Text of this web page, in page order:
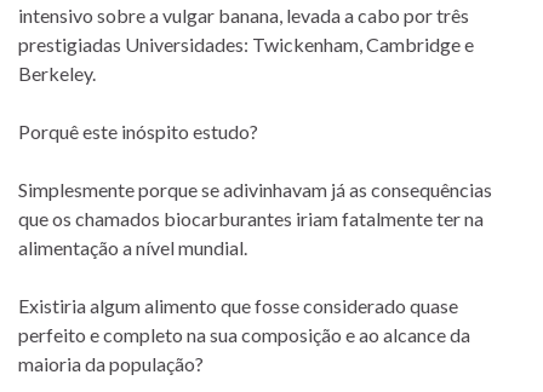
intensivo sobre a vulgar banana, levada a cabo por três
prestigiadas Universidades: Twickenham, Cambridge e
Berkeley.
Porquê este inóspito estudo?
Simplesmente porque se adivinhavam já as consequências
que os chamados biocarburantes iriam fatalmente ter na
alimentação a nível mundial.
Existiria algum alimento que fosse considerado quase
perfeito e completo na sua composição e ao alcance da
maioria da população?